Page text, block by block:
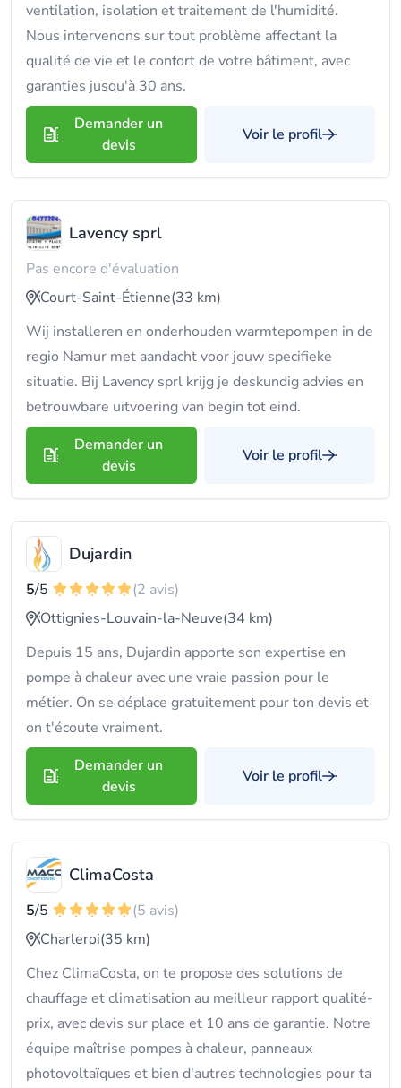
ventilation, isolation et traitement de l'humidité.
Nous intervenons sur tout problème affectant la
qualité de vie et le confort de votre bâtiment, avec
garanties jusqu'à 30 ans.
Demander un
devis
Voir le profil
Lavency sprl
Pas encore d'évaluation
Court-Saint-Étienne(33 km)
Wij installeren en onderhouden warmtepompen in de
regio Namur met aandacht voor jouw specifieke
situatie. Bij Lavency sprl krijg je deskundig advies en
betrouwbare uitvoering van begin tot eind.
Demander un
devis
Voir le profil
Dujardin
5/5
(2 avis)
Ottignies-Louvain-la-Neuve(34 km)
Depuis 15 ans, Dujardin apporte son expertise en
pompe à chaleur avec une vraie passion pour le
métier. On se déplace gratuitement pour ton devis et
on t'écoute vraiment.
Demander un
devis
Voir le profil
ClimaCosta
5/5
(5 avis)
Charleroi(35 km)
Chez ClimaCosta, on te propose des solutions de
chauffage et climatisation au meilleur rapport qualité-
prix, avec devis sur place et 10 ans de garantie. Notre
équipe maîtrise pompes à chaleur, panneaux
photovoltaïques et bien d'autres technologies pour ta